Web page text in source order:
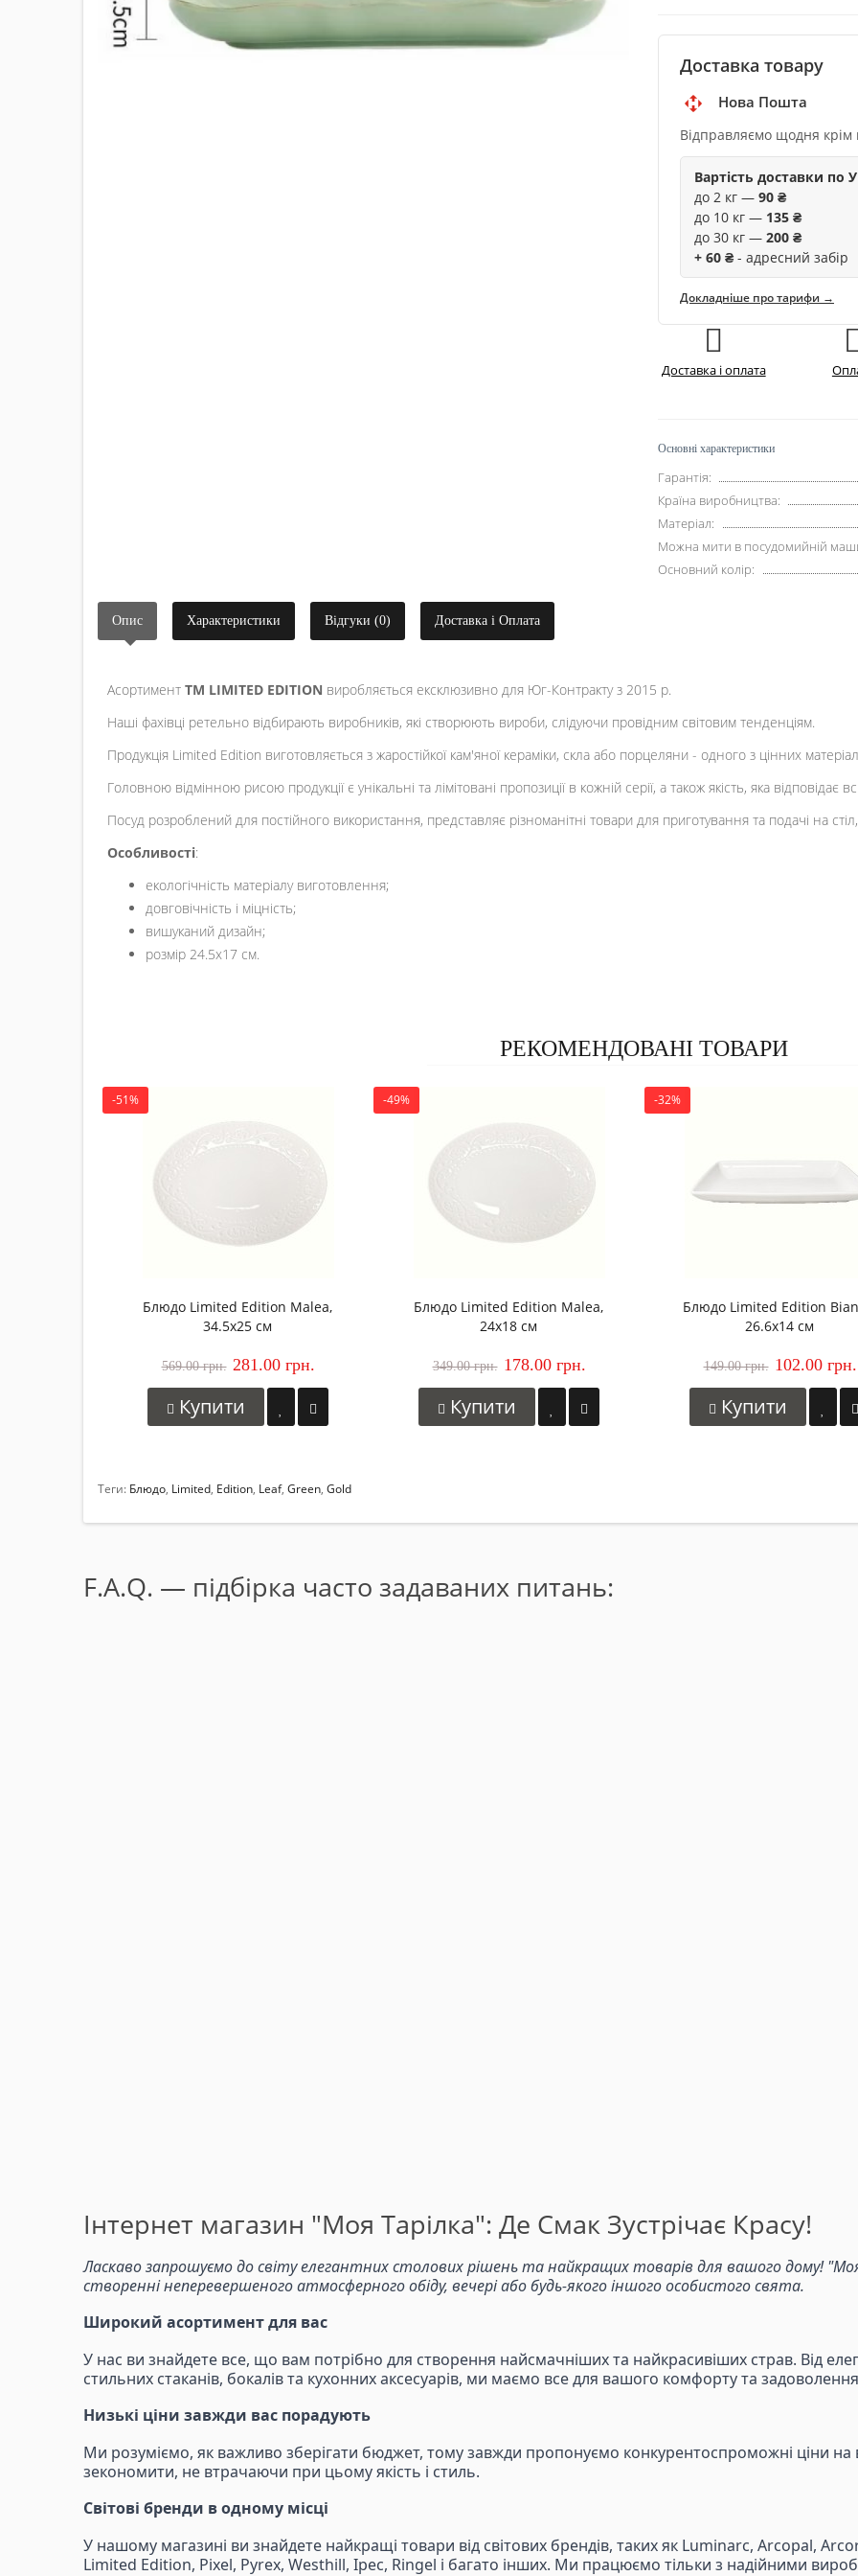
Доставка товару
Нова Пошта
Відправляємо щодня крім
Вартість доставки по
до 2 кг — 90 ₴
до 10 кг — 135 ₴
до 30 кг — 200 ₴
+ 60 ₴ - адресний забір
Докладніше про тарифи →
Доставка і оплата
Основні характеристики
Гарантія:
Країна виробництва:
Матеріал:
Можна мити в посудомийній
Основний колір:
Опис Характеристики Відгуки (0) Доставка і Оплата
Асортимент ТМ LIMITED EDITION виробляється ексклюзивно для Юг-Контракту з 2015 р.
Наші фахівці ретельно відбирають виробників, які створюють вироби, слідуючи провідним світовим тенденціям.
Продукція Limited Edition виготовляється з жаростійкої кам'яної кераміки, скла або порцеляни - одного з цінних
Головною відмінною рисою продукції є унікальні та лімітовані пропозиції в кожній серії, а також якість, яка відповідає
Посуд розроблений для постійного використання, представляє різноманітні товари для приготування та подачі на стіл,
Особливості:
екологічність матеріалу виготовлення;
довговічність і міцність;
вишуканий дизайн;
розмір 24.5х17 см.
РЕКОМЕНДОВАНІ ТОВАРИ
-51%
Блюдо Limited Edition Malea,
34.5x25 см
569.00 грн. 281.00 грн.
Купити
-49%
Блюдо Limited Edition Malea,
24x18 см
349.00 грн. 178.00 грн.
Купити
-32%
Блюдо Limited Edition
26.6х14 см
149.00 грн. 102.00 грн.
Купити
Теги: Блюдо, Limited, Edition, Leaf, Green, Gold
F.A.Q. — підбірка часто задаваних питань:
Інтернет магазин "Моя Тарілка": Де Смак Зустрічає Красу!
Ласкаво запрошуємо до світу елегантних столових рішень та найкращих товарів для вашого дому!
створенні неперевершеного атмосферного обіду, вечері або будь-якого іншого особистого свята.
Широкий асортимент для вас
У нас ви знайдете все, що вам потрібно для створення найсмачніших та найкрасивіших страв. Від
стильних стаканів, бокалів та кухонних аксесуарів, ми маємо все для вашого комфорту та
Низькі ціни завжди вас порадують
Ми розуміємо, як важливо зберігати бюджет, тому завжди пропонуємо конкурентоспроможні ціни
зекономити, не втрачаючи при цьому якість і стиль.
Світові бренди в одному місці
У нашому магазині ви знайдете найкращі товари від світових брендів, таких як Luminarc, Arcopal,
Limited Edition, Pixel, Pyrex, Westhill, Ipec, Ringel і багато інших. Ми працюємо тільки з надійними